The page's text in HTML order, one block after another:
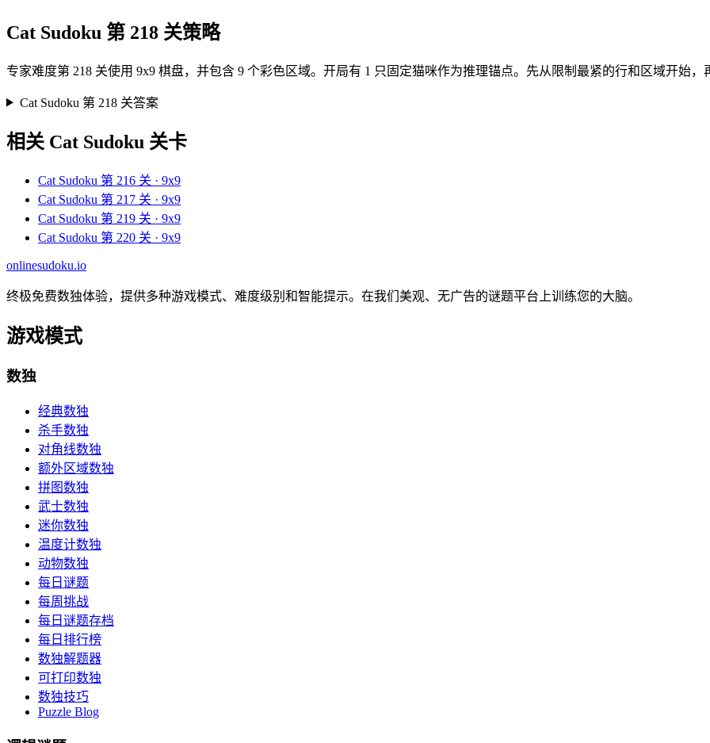
Cat Sudoku 第 218 关策略
专家难度第 218 关使用 9x9 棋盘，并包含 9 个彩色区域。开局有 1 只固定猫咪作为推理锚点。先从限制最紧的行和区域开始，
Cat Sudoku 第 218 关答案
相关 Cat Sudoku 关卡
Cat Sudoku 第 216 关 · 9x9
Cat Sudoku 第 217 关 · 9x9
Cat Sudoku 第 219 关 · 9x9
Cat Sudoku 第 220 关 · 9x9
onlinesudoku.io
终极免费数独体验，提供多种游戏模式、难度级别和智能提示。在我们美观、无广告的谜题平台上训练您的大脑。
游戏模式
数独
经典数独
杀手数独
对角线数独
额外区域数独
拼图数独
武士数独
迷你数独
温度计数独
动物数独
每日谜题
每周挑战
每日谜题存档
每日排行榜
数独解题器
可打印数独
数独技巧
Puzzle Blog